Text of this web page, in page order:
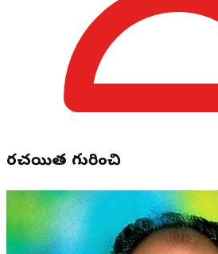
రచయిత గురించి